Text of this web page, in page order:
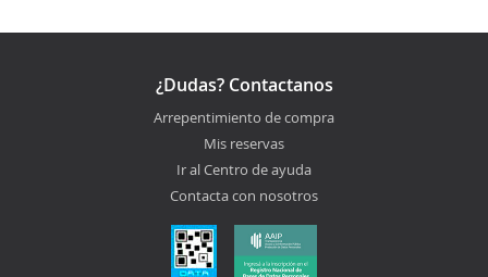
¿Dudas? Contactanos
Arrepentimiento de compra
Mis reservas
Ir al Centro de ayuda
Contacta con nosotros